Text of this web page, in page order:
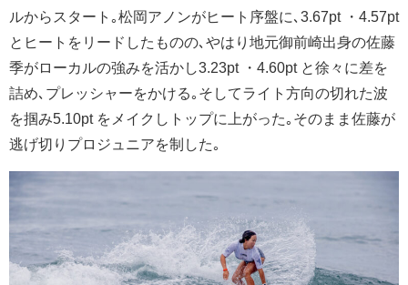
ルからスタート｡松岡アノンがヒート序盤に､3.67pt ・4.57pt
とヒートをリードしたものの､やはり地元御前崎出身の佐藤
季がローカルの強みを活かし3.23pt ・4.60pt と徐々に差を
詰め､プレッシャーをかける｡そしてライト方向の切れた波
を掴み5.10pt をメイクしトップに上がった｡そのまま佐藤が
逃げ切りプロジュニアを制した｡